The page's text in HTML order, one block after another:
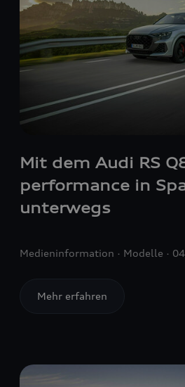
Mit dem Audi RS
performance in
unterwegs
Medieninformation Modelle
Mehr erfahren